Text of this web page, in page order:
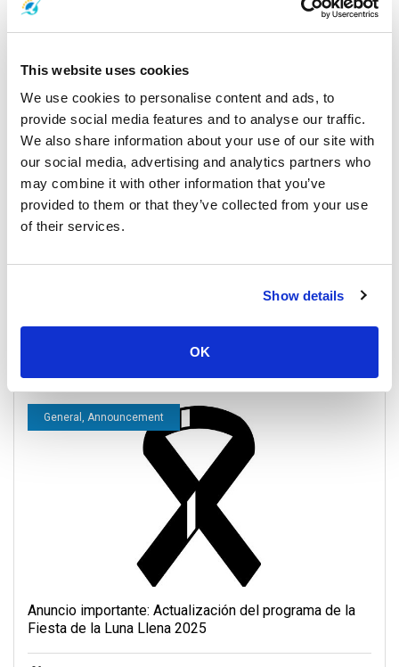
This website uses cookies
We use cookies to personalise content and ads, to
provide social media features and to analyse our traffic.
We also share information about your use of our site with
our social media, advertising and analytics partners who
may combine it with other information that you’ve
provided to them or that they’ve collected from your use
of their services.
Show details
OK
Tailandia (Samui/Phangan/Tao/Surat Thani)
General, Announcement
Anuncio importante: Actualización del programa de la
Fiesta de la Luna Llena 2025